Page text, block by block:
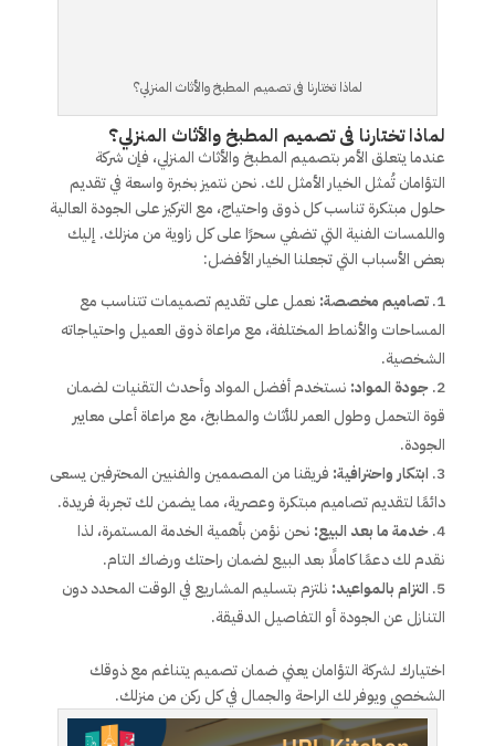
لماذا تختارنا فى تصميم المطبخ والأثاث المنزلي؟
لماذا تختارنا فى تصميم المطبخ والأثاث المنزلي؟
عندما يتعلق الأمر بتصميم المطبخ والأثاث المنزلي، فإن شركة
التؤامان تُمثل الخيار الأمثل لك. نحن نتميز بخبرة واسعة في تقديم
حلول مبتكرة تناسب كل ذوق واحتياج، مع التركيز على الجودة العالية
واللمسات الفنية التي تضفي سحرًا على كل زاوية من منزلك. إليك
بعض الأسباب التي تجعلنا الخيار الأفضل:
تصاميم مخصصة: نعمل على تقديم تصميمات تتناسب مع
المساحات والأنماط المختلفة، مع مراعاة ذوق العميل واحتياجاته
الشخصية.
جودة المواد: نستخدم أفضل المواد وأحدث التقنيات لضمان
قوة التحمل وطول العمر للأثاث والمطابخ، مع مراعاة أعلى معايير
الجودة.
ابتكار واحترافية: فريقنا من المصممين والفنيين المحترفين يسعى
دائمًا لتقديم تصاميم مبتكرة وعصرية، مما يضمن لك تجربة فريدة.
خدمة ما بعد البيع: نحن نؤمن بأهمية الخدمة المستمرة، لذا
نقدم لك دعمًا كاملًا بعد البيع لضمان راحتك ورضاك التام.
التزام بالمواعيد: نلتزم بتسليم المشاريع في الوقت المحدد دون
التنازل عن الجودة أو التفاصيل الدقيقة.
اختيارك لشركة التؤامان يعني ضمان تصميم يتناغم مع ذوقك
الشخصي ويوفر لك الراحة والجمال في كل ركن من منزلك.